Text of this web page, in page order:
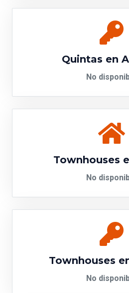
Quintas en
No
Townhouses
No
Townhouses
No